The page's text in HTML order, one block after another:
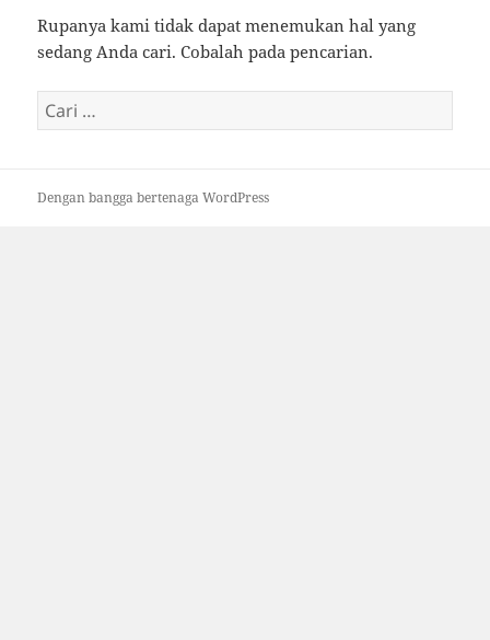
Rupanya kami tidak dapat menemukan hal yang
sedang Anda cari. Cobalah pada pencarian.
Cari
untuk:
Dengan bangga bertenaga WordPress